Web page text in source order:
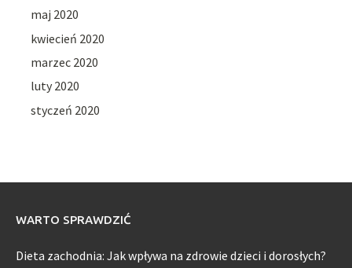
maj 2020
kwiecień 2020
marzec 2020
luty 2020
styczeń 2020
WARTO SPRAWDZIĆ
Dieta zachodnia: Jak wpływa na zdrowie dzieci i dorosłych?